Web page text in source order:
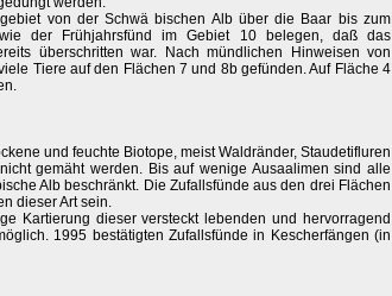
von der Schwä bischen Alb über die Baar bis zum
der Frühjahrsfünd im Gebiet 10 belegen, daß das
überschritten war. Nach mündlichen Hinweisen von
Tiere auf den Flächen 7 und 8b gefünden. Auf Fläche 4
und feuchte Biotope, meist Waldränder, Staudetifluren
gemäht werden. Bis auf wenige Ausaalimen sind alle
Alb beschränkt. Die Zufallsfünde aus den drei Flächen
dieser Art sein.
Kartierung dieser versteckt lebenden und hervorragend
1995 bestätigten Zufallsfünde in Kescherfängen (in